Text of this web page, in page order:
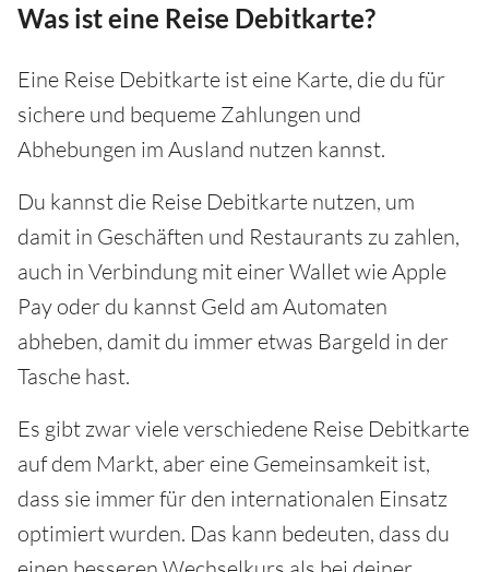
Was ist eine Reise Debitkarte?
Eine Reise Debitkarte ist eine Karte, die du für
sichere und bequeme Zahlungen und
Abhebungen im Ausland nutzen kannst.
Du kannst die Reise Debitkarte nutzen, um
damit in Geschäften und Restaurants zu zahlen,
auch in Verbindung mit einer Wallet wie Apple
Pay oder du kannst Geld am Automaten
abheben, damit du immer etwas Bargeld in der
Tasche hast.
Es gibt zwar viele verschiedene Reise Debitkarte
auf dem Markt, aber eine Gemeinsamkeit ist,
dass sie immer für den internationalen Einsatz
optimiert wurden. Das kann bedeuten, dass du